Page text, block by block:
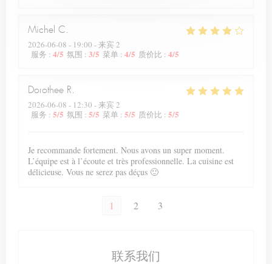
Michel C
2026-06-08 - 19:00 - 来宾 2
服务 : 4/5 氛围 : 3/5 菜单 : 4/5 质价比 : 4/5
Dorothee R
2026-06-08 - 12:30 - 来宾 2
服务 : 5/5 氛围 : 5/5 菜单 : 5/5 质价比 : 5/5
Je recommande fortement. Nous avons un super moment.
L’équipe est à l’écoute et très professionnelle. La cuisine est
délicieuse. Vous ne serez pas déçus 🙂
1 2 3
联系我们